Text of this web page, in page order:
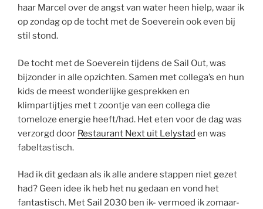
haar Marcel over de angst van water heen hielp, waar ik
op zondag op de tocht met de Soeverein ook even bij
stil stond.
De tocht met de Soeverein tijdens de Sail Out, was
bijzonder in alle opzichten. Samen met collega’s en hun
kids de meest wonderlijke gesprekken en
klimpartijtjes met t zoontje van een collega die
tomeloze energie heeft/had. Het eten voor de dag was
verzorgd door Restaurant Next uit Lelystad en was
fabeltastisch.
Had ik dit gedaan als ik alle andere stappen niet gezet
had? Geen idee ik heb het nu gedaan en vond het
fantastisch. Met Sail 2030 ben ik- vermoed ik zomaar-